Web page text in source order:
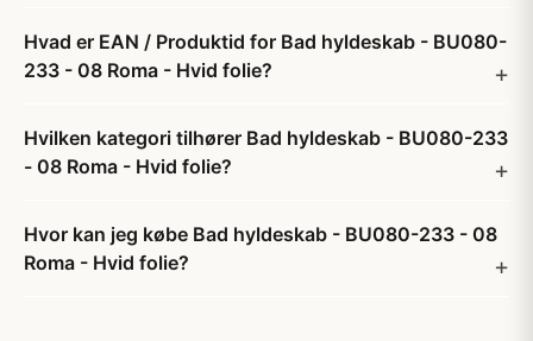
Hvad er EAN / Produktid for Bad hyldeskab - BU080-
233 - 08 Roma - Hvid folie?
Hvilken kategori tilhører Bad hyldeskab - BU080-233
- 08 Roma - Hvid folie?
Hvor kan jeg købe Bad hyldeskab - BU080-233 - 08
Roma - Hvid folie?